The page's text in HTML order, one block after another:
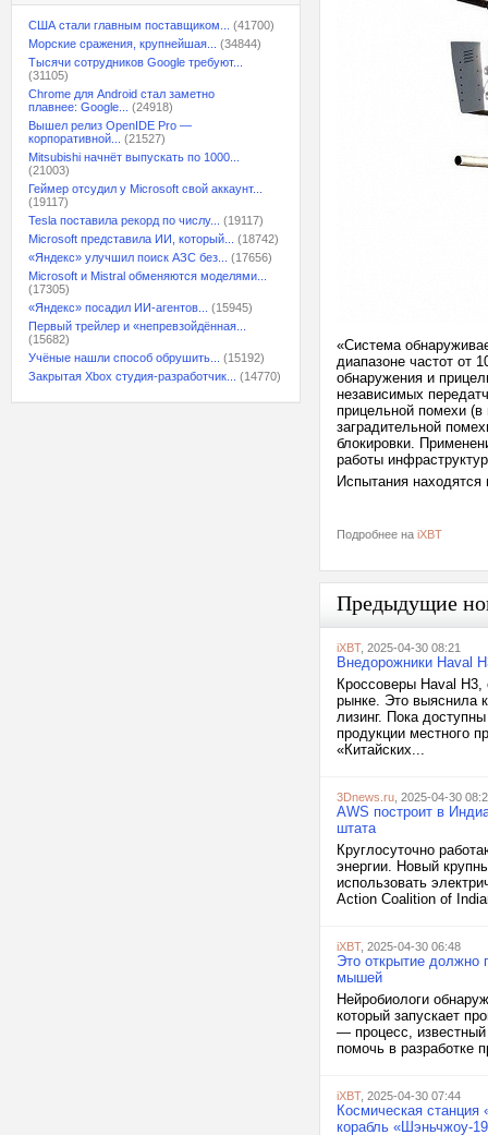
США стали главным поставщиком...
(41700)
Морские сражения, крупнейшая...
(34844)
Тысячи сотрудников Google требуют...
(31105)
Chrome для Android стал заметно
плавнее: Google...
(24918)
Вышел релиз OpenIDE Pro —
корпоративной...
(21527)
Mitsubishi начнёт выпускать по 1000...
(21003)
Геймер отсудил у Microsoft свой аккаунт...
(19117)
Tesla поставила рекорд по числу...
(19117)
Microsoft представила ИИ, который...
(18742)
«Яндекс» улучшил поиск АЗС без...
(17656)
Microsoft и Mistral обменяются моделями...
(17305)
«Яндекс» посадил ИИ-агентов...
(15945)
Первый трейлер и «непревзойдённая...
(15682)
Учёные нашли способ обрушить...
(15192)
Закрытая Xbox студия-разработчик...
(14770)
«Система
диапазоне частот от
обнаружения и
независимых
прицельной помехи
заградительной
блокировки.
работы
Испытания
Подробнее на iXBT
Предыдущие
iXBT, 2025-04-30 08:21
Внедорожники Haval
Кроссоверы Haval H3,
рынке. Это выяснила
лизинг. Пока
продукции местного
«Китайских...
3Dnews.ru , 2025-04-30
AWS построит в
штата
Круглосуточно
энергии. Новый
использовать
Action Coalition of
iXBT, 2025-04-30 06:48
Это открытие должно
мышей
Нейробиологи
который запускает
— процесс, известный
помочь в разработке
iXBT, 2025-04-30 07:44
Космическая
корабль «Шэньчжоу-